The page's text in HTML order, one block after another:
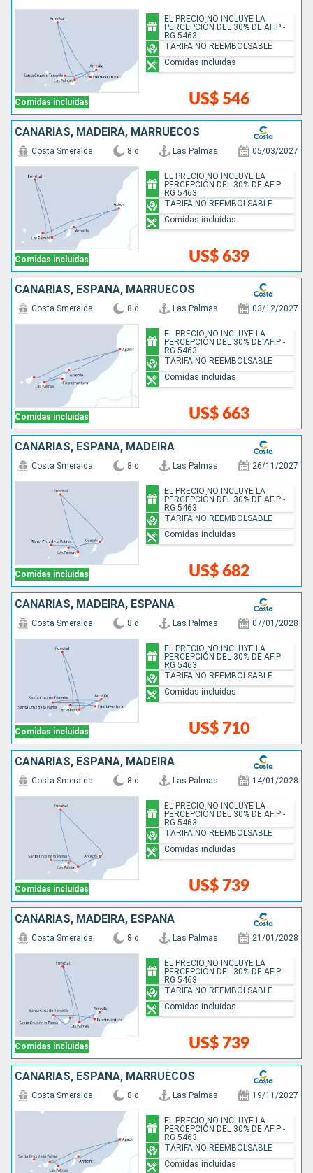
Comidas incluidas US$ 546
EL PRECIO NO INCLUYE LA
PERCEPCIÓN DEL 30% DE AFIP -
RG 5463
TARIFA NO REEMBOLSABLE
Comidas incluidas
CANARIAS, MADEIRA, MARRUECOS
Comidas incluidas
Costa Smeralda 8 d Las Palmas 05/03/2027
US$ 639
EL PRECIO NO INCLUYE LA
PERCEPCIÓN DEL 30% DE AFIP -
RG 5463
TARIFA NO REEMBOLSABLE
Comidas incluidas
CANARIAS, ESPAÑA, MARRUECOS
Comidas incluidas
Costa Smeralda 8 d Las Palmas 03/12/2027
US$ 663
EL PRECIO NO INCLUYE LA
PERCEPCIÓN DEL 30% DE AFIP -
RG 5463
TARIFA NO REEMBOLSABLE
Comidas incluidas
CANARIAS, ESPAÑA, MADEIRA
Comidas incluidas
Costa Smeralda 8 d Las Palmas 26/11/2027
US$ 682
EL PRECIO NO INCLUYE LA
PERCEPCIÓN DEL 30% DE AFIP -
RG 5463
TARIFA NO REEMBOLSABLE
Comidas incluidas
CANARIAS, MADEIRA, ESPAÑA
Comidas incluidas
Costa Smeralda 8 d Las Palmas 07/01/2028
US$ 710
EL PRECIO NO INCLUYE LA
PERCEPCIÓN DEL 30% DE AFIP -
RG 5463
TARIFA NO REEMBOLSABLE
Comidas incluidas
CANARIAS, ESPAÑA, MADEIRA
Comidas incluidas
Costa Smeralda 8 d Las Palmas 14/01/2028
US$ 739
EL PRECIO NO INCLUYE LA
PERCEPCIÓN DEL 30% DE AFIP -
RG 5463
TARIFA NO REEMBOLSABLE
Comidas incluidas
CANARIAS, MADEIRA, ESPAÑA
Comidas incluidas
Costa Smeralda 8 d Las Palmas 21/01/2028
US$ 739
EL PRECIO NO INCLUYE LA
PERCEPCIÓN DEL 30% DE AFIP -
RG 5463
TARIFA NO REEMBOLSABLE
Comidas incluidas
CANARIAS, ESPAÑA, MARRUECOS
Costa Smeralda 8 d Las Palmas 19/11/2027
EL PRECIO NO INCLUYE LA
PERCEPCIÓN DEL 30% DE AFIP -
RG 5463
TARIFA NO REEMBOLSABLE
Comidas incluidas